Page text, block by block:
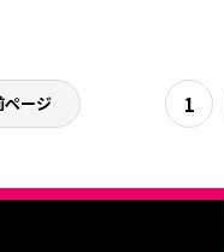
ページ 1